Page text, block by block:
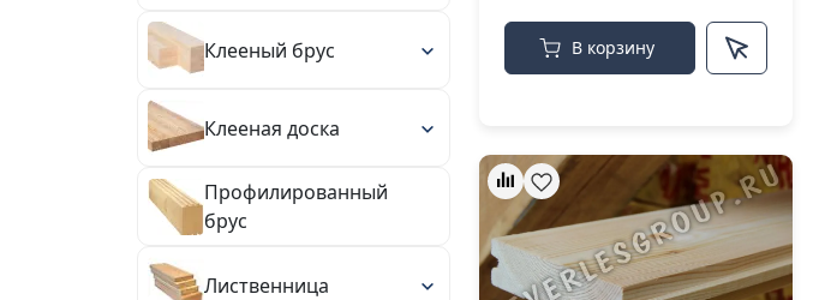
Клееный брус
Клееная доска
Профилированный
брус
Лиственница
В корзину